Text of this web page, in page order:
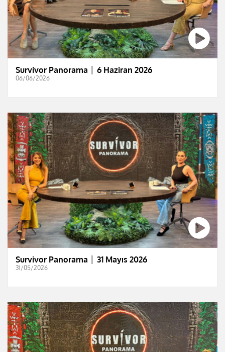
Survivor Panorama │ 6 Haziran 2026
06/06/2026
Survivor Panorama │ 31 Mayıs 2026
31/05/2026